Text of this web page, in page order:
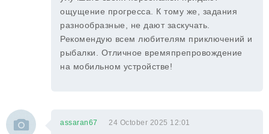
ощущение прогресса. К тому же, задания
разнообразные, не дают заскучать.
Рекомендую всем любителям приключений и
рыбалки. Отличное времяпрепровождение
на мобильном устройстве!
assaran67 24 October 2025 12:01